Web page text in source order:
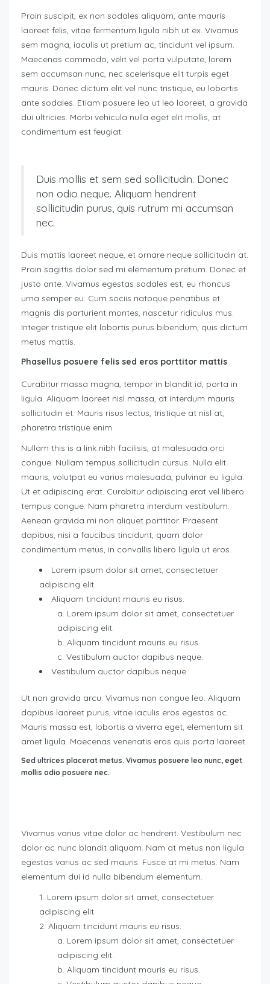
Proin suscipit, ex non sodales aliquam, ante mauris
laoreet felis, vitae fermentum ligula nibh ut ex. Vivamus
sem magna, iaculis ut pretium ac, tincidunt vel ipsum.
Maecenas commodo, velit vel porta vulputate, lorem
sem accumsan nunc, nec scelerisque elit turpis eget
mauris. Donec dictum elit vel nunc tristique, eu lobortis
ante sodales. Etiam posuere leo ut leo laoreet, a gravida
dui ultricies. Morbi vehicula nulla eget elit mollis, at
condimentum est feugiat.
Duis mollis et sem sed sollicitudin. Donec
non odio neque. Aliquam hendrerit
sollicitudin purus, quis rutrum mi accumsan
nec.
Duis mattis laoreet neque, et ornare neque sollicitudin at.
Proin sagittis dolor sed mi elementum pretium. Donec et
justo ante. Vivamus egestas sodales est, eu rhoncus
urna semper eu. Cum sociis natoque penatibus et
magnis dis parturient montes, nascetur ridiculus mus.
Integer tristique elit lobortis purus bibendum, quis dictum
metus mattis.
Phasellus posuere felis sed eros porttitor mattis
Curabitur massa magna, tempor in blandit id, porta in
ligula. Aliquam laoreet nisl massa, at interdum mauris
sollicitudin et. Mauris risus lectus, tristique at nisl at,
pharetra tristique enim.
Nullam this is a link nibh facilisis, at malesuada orci
congue. Nullam tempus sollicitudin cursus. Nulla elit
mauris, volutpat eu varius malesuada, pulvinar eu ligula.
Ut et adipiscing erat. Curabitur adipiscing erat vel libero
tempus congue. Nam pharetra interdum vestibulum.
Aenean gravida mi non aliquet porttitor. Praesent
dapibus, nisi a faucibus tincidunt, quam dolor
condimentum metus, in convallis libero ligula ut eros.
Lorem ipsum dolor sit amet, consectetuer
adipiscing elit.
Aliquam tincidunt mauris eu risus.
Lorem ipsum dolor sit amet, consectetuer
adipiscing elit.
Aliquam tincidunt mauris eu risus.
Vestibulum auctor dapibus neque.
Vestibulum auctor dapibus neque.
Ut non gravida arcu. Vivamus non congue leo. Aliquam
dapibus laoreet purus, vitae iaculis eros egestas ac.
Mauris massa est, lobortis a viverra eget, elementum sit
amet ligula. Maecenas venenatis eros quis porta laoreet.
Sed ultrices placerat metus. Vivamus posuere leo nunc, eget
mollis odio posuere nec.
Vivamus varius vitae dolor ac hendrerit. Vestibulum nec
dolor ac nunc blandit aliquam. Nam at metus non ligula
egestas varius ac sed mauris. Fusce at mi metus. Nam
elementum dui id nulla bibendum elementum.
Lorem ipsum dolor sit amet, consectetuer
adipiscing elit.
Aliquam tincidunt mauris eu risus.
Lorem ipsum dolor sit amet, consectetuer
adipiscing elit.
Aliquam tincidunt mauris eu risus.